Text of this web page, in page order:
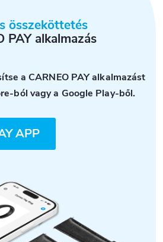
összeköttetés
PAY alkalmazás
a CARNEO PAY alkalmazást
ból vagy a Google Play-ből.
APP